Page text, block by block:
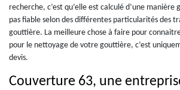
recherche, c’est qu’elle est calculé d’une manière
pas fiable selon des différentes particularités des
gouttière. La meilleure chose à faire pour
pour le nettoyage de votre gouttière, c’est
devis.
Couverture 63, une